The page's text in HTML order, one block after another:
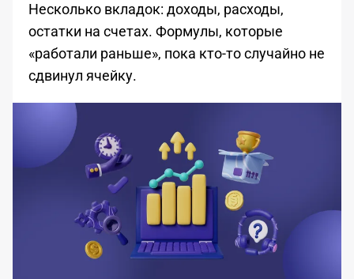
Несколько вкладок: доходы, расходы,
остатки на счетах. Формулы, которые
«работали раньше», пока кто-то случайно не
сдвинул ячейку.